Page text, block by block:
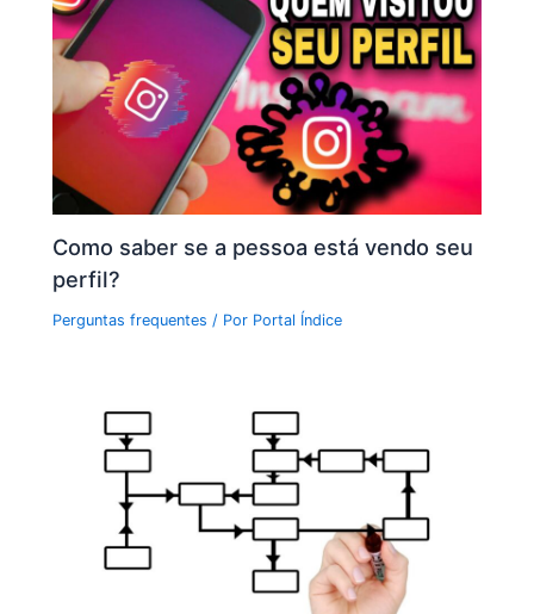
Como saber se a pessoa está vendo seu
perfil?
Perguntas frequentes / Por Portal Índice